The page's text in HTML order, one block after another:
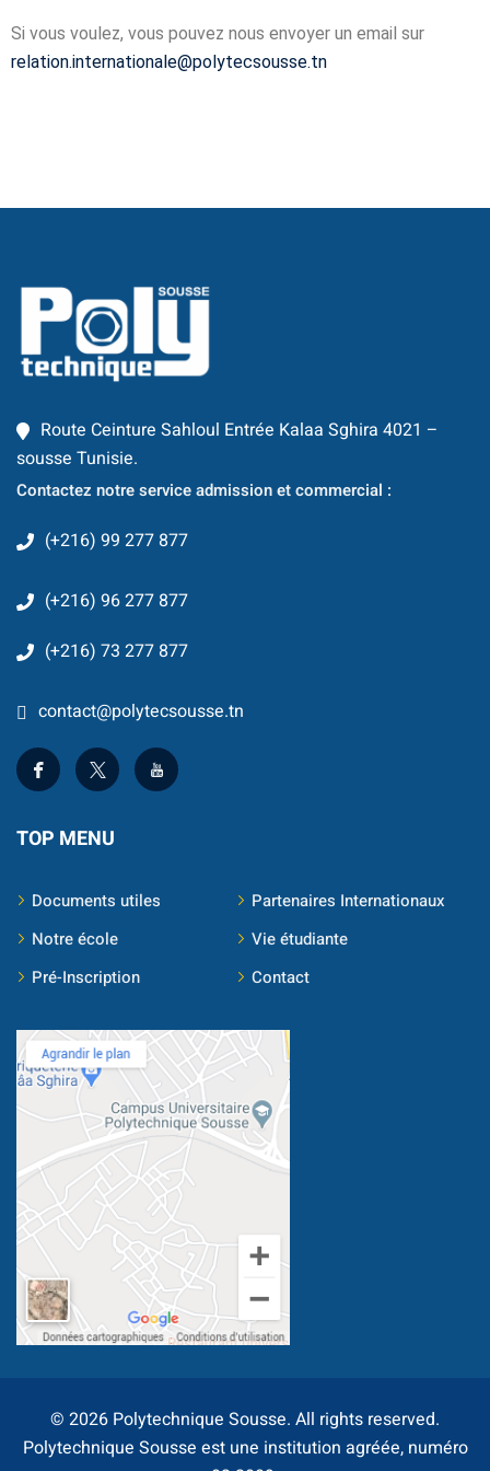
Intelligence
PFE
& intervention
Si vous voulez, vous pouvez nous envoyer un email sur
relation.internationale@polytecsousse.tn
Route Ceinture Sahloul Entrée Kalaa Sghira 4021 –
sousse Tunisie.
Contactez notre service admission et commercial :
(+216) 99 277 877
(+216) 96 277 877
(+216) 73 277 877
contact@polytecsousse.tn
TOP MENU
Documents utiles
Partenaires Internationaux
Notre école
Vie étudiante
Pré-Inscription
Contact
© 2026 Polytechnique Sousse. All rights reserved.
Polytechnique Sousse est une institution agréée, numéro